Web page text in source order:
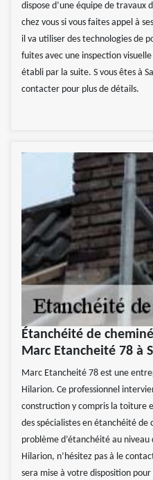
dispose d’une équipe de
chez vous si vous faites appel à
il va utiliser des technologies de
fuites avec une inspection
établi par la suite. S vous êtes à
contacter pour plus de détails.
Étanchéité de
Marc Etancheité 78 à
Marc Etancheité 78 est une
Hilarion. Ce professionnel
construction y compris la toiture
des spécialistes en étanchéité de
problème d’étanchéité au
Hilarion, n’hésitez pas à le
sera mise à votre disposition